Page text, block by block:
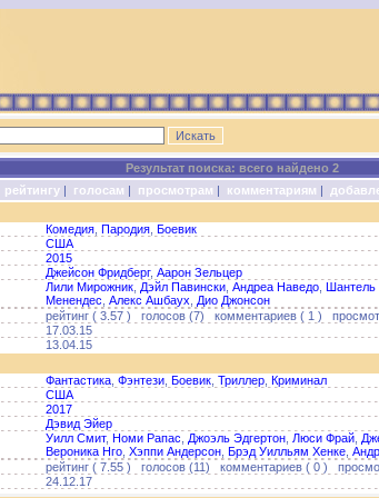
Результат поиска: всего найдено 2
рейтингу | голосам | просмотрам | комментариям |
Комедия Пародия Боевик
США
2015
Джейсон Фридберг, Аарон Зельцер
Лили Мирожник Дэйл Павински Андреа Наведо Шантель
Менендес Алекс Ашбаух
Дио Джонсон
рейтинг ( 3.57 ) голосов (7) комментариев ( 1 )
17.03.15
13.04.15
Фантастика Фэнтези Боевик Триллер Криминал
США
2017
Дэвид Эйер
Уилл Смит, Номи Рапас Джоэль Эдгертон Люси Фрай
Вероника Нго Хэппи Андерсон Брэд Уилльям Хенке
рейтинг ( 7.55 ) голосов (11) комментариев ( 0 )
24.12.17